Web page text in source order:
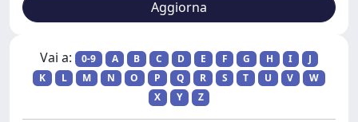
Vai a: 0-9 A B C D E F G H I
J
K
L M N O P Q R S T U V
W
X
Y Z